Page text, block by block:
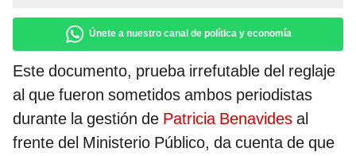
Únete a nuestro canal de política y economía
Este documento, prueba irrefutable del reglaje
al que fueron sometidos ambos periodistas
durante la gestión de Patricia Benavides al
frente del Ministerio Público, da cuenta de que